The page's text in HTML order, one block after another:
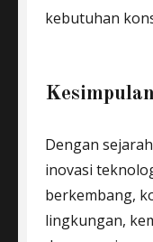
kebutuhan
Kesimpulan
Dengan
inovasi
berkembang,
lingkungan,